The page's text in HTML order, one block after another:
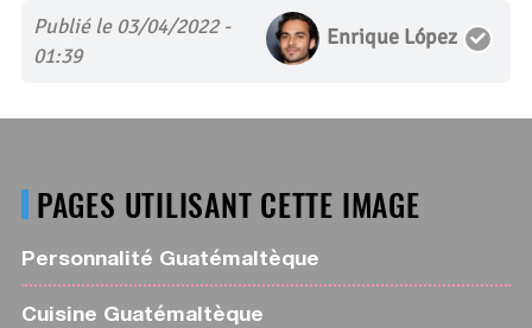
Publié le 03/04/2022 -
01:39
Enrique López
PAGES UTILISANT CETTE IMAGE
Personnalité Guatémaltèque
Cuisine Guatémaltèque